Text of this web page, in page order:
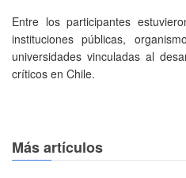
Entre los participantes
instituciones públicas,
universidades vinculadas al
críticos en Chile.
Más artículos